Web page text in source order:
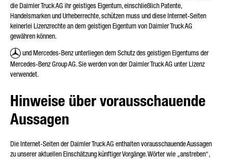
* Pflichtfeld
Wir werden Ihre Daten sorgfältig gemäß den gesetzlichen
Zustimmung nur zum Zwecke der Abwicklung Ihrer Anfrage
verarbeiten, speichern und nutzen. Weitere Details zur
Verarbeitung Ihrer personenbezogenen Daten durch die
Friendly Captcha
die Daimler Truck AG ihr geistiges Eigentum, einschließlich Patente,
Handelsmarken und Urheberrechte, schützen muss und diese Internet-Seiten
keinerlei Lizenzrechte an dem geistigen Eigentum von Daimler Truck AG
gewähren können.
und Mercedes‑Benz unterliegen dem Schutz des geistigen Eigentums der
Mercedes‑Benz Group AG. Sie werden von der Daimler Truck AG unter Lizenz
verwendet.
Hinweise über vorausschauende
Aussagen
Die Internet-Seiten der Daimler Truck AG enthalten vorausschauende Aussagen
zu unserer aktuellen Einschätzung künftiger Vorgänge. Wörter wie „anstreben“,